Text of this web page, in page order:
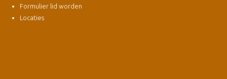
Formulier lid worden
Locaties